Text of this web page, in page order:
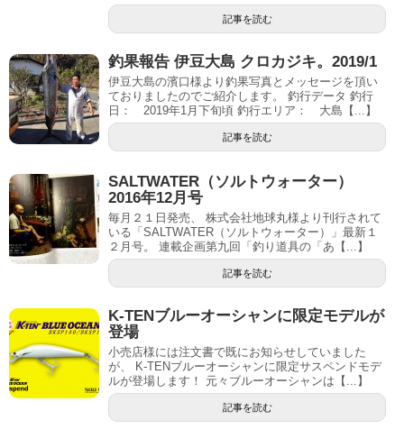
記事を読む
釣果報告 伊豆大島 クロカジキ。2019/1
伊豆大島の濱口様より釣果写真とメッセージを頂い
ておりましたのでご紹介します。 釣行データ 釣行
日： 2019年1月下旬頃 釣行エリア： 大島【...】
記事を読む
SALTWATER（ソルトウォーター）
2016年12月号
毎月２１日発売、 株式会社地球丸様より刊行されて
いる「SALTWATER（ソルトウォーター）」最新１
２月号。 連載企画第九回「釣り道具の「あ【...】
記事を読む
K-TENブルーオーシャンに限定モデルが
登場
小売店様には注文書で既にお知らせしていました
が、 K-TENブルーオーシャンに限定サスペンドモデ
ルが登場します！ 元々ブルーオーシャンは【...】
記事を読む